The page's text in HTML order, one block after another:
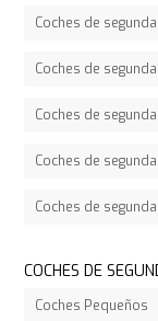
Coches de
Coches de
Coches de
Coches de
Coches de
COCHES DE
Coches Pequeños